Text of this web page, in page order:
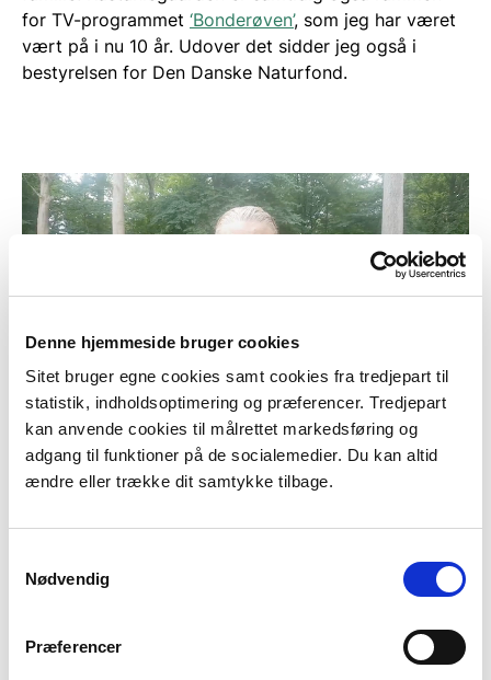
Denne hjemmeside bruger cookies
Sitet bruger egne cookies samt cookies fra tredjepart til
statistik, indholdsoptimering og præferencer. Tredjepart
kan anvende cookies til målrettet markedsføring og
adgang til funktioner på de socialemedier. Du kan altid
ændre eller trække dit samtykke tilbage.
Nødvendig
Præferencer
for TV-programmet ‘Bonderøven’, som jeg har været
vært på i nu 10 år. Udover det sidder jeg også i
bestyrelsen for Den Danske Naturfond.
Vicky Knudsen
Jeg er biolog og nørd helt ud i fingerspidserne. Jeg
har set på fugle i over 20 år, men de sidste par år er
der ikke grænser for, hvilke danske dyr og insekter
der har fanget min opmærksomhed. Jeg har i mange